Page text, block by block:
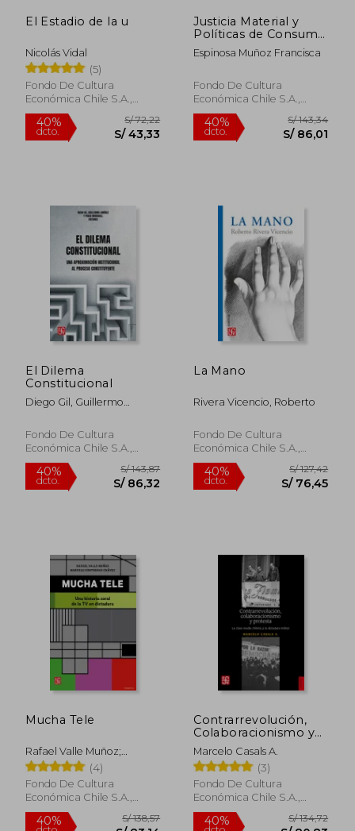
El Estadio de la u
Nicolás Vidal
(5)
Fondo De Cultura
Económica Chile S.A.,
2023, Tapa Blanda, Nuevo
dcto. S/ 43,33
Justicia Material y
Políticas de Consumo
en el Gobierno de la
Unidad Popular
Espinosa Muñoz Francisca
Fondo De Cultura
Económica Chile S.A.,
2023, Tapa Blanda, Nuevo
40%
dcto.
El Dilema
Constitucional
Diego Gil, Guillermo
(editores)
Fondo De Cultura
Económica Chile S.A.,
2023, Tapa Blanda, Nuevo
La Mano
Rivera Vicencio, Roberto
Fondo De Cultura
Económica Chile S.A.,
2023, Tapa Blanda, Nuevo
Mucha Tele
Rafael Valle Muñoz;
Marcelo Contreras Chávez
(4)
Fondo De Cultura
Económica Chile S.A.,
2024, 1 Edición, Tapa
Blanda, Nuevo
Contrarrevolución,
Colaboracionismo y
Protesta
Marcelo Casals A.
(3)
Fondo De Cultura
Económica Chile S.A.,
2022, Tapa Blanda, Nuevo